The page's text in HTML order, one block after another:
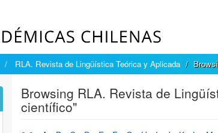
RLA. Revista de Lingüística Teórica y Aplicada
Browsing RLA. Revista de
científico"